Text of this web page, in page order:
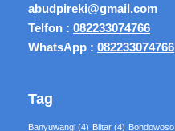
abudpireki@gmail.com
Telfon : 082233074766
WhatsApp : 082233074766
Tag
Banyuwangi (4) Blitar (4) Bondowoso